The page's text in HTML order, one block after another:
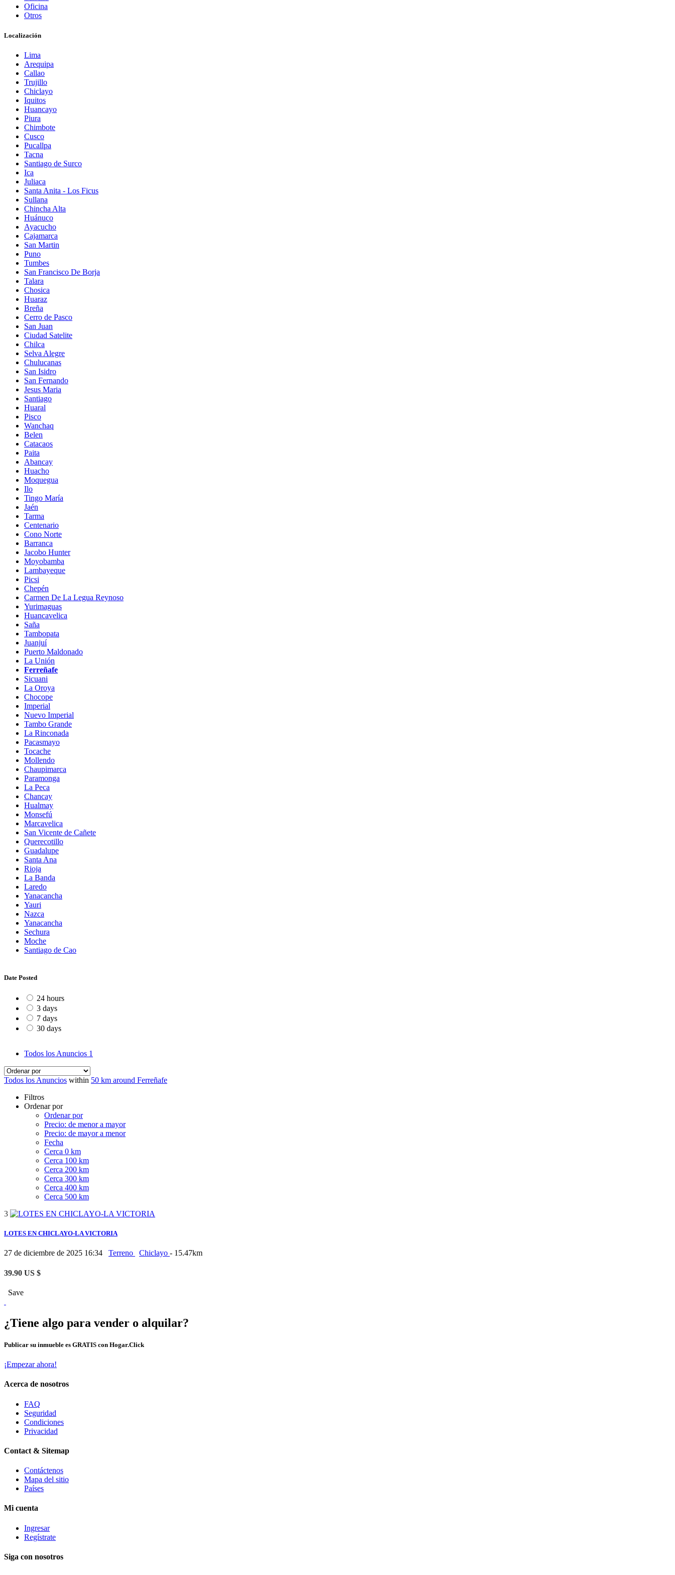
Oficina
Otros
Localización
Lima
Arequipa
Callao
Trujillo
Chiclayo
Iquitos
Huancayo
Piura
Chimbote
Cusco
Pucallpa
Tacna
Santiago de Surco
Ica
Juliaca
Santa Anita - Los Ficus
Sullana
Chincha Alta
Huánuco
Ayacucho
Cajamarca
San Martin
Puno
Tumbes
San Francisco De Borja
Talara
Chosica
Huaraz
Breña
Cerro de Pasco
San Juan
Ciudad Satelite
Chilca
Selva Alegre
Chulucanas
San Isidro
San Fernando
Jesus Maria
Santiago
Huaral
Pisco
Wanchaq
Belen
Catacaos
Paita
Abancay
Huacho
Moquegua
Ilo
Tingo María
Jaén
Tarma
Centenario
Cono Norte
Barranca
Jacobo Hunter
Moyobamba
Lambayeque
Picsi
Chepén
Carmen De La Legua Reynoso
Yurimaguas
Huancavelica
Saña
Tambopata
Juanjuí
Puerto Maldonado
La Unión
Ferreñafe
Sicuani
La Oroya
Chocope
Imperial
Nuevo Imperial
Tambo Grande
La Rinconada
Pacasmayo
Tocache
Mollendo
Chaupimarca
Paramonga
La Peca
Chancay
Hualmay
Monsefú
Marcavelica
San Vicente de Cañete
Querecotillo
Guadalupe
Santa Ana
Rioja
La Banda
Laredo
Yanacancha
Yauri
Nazca
Yanacancha
Sechura
Moche
Santiago de Cao
Date Posted
24 hours
3 days
7 days
30 days
Todos los Anuncios 1
Todos los Anuncios within 50 km around Ferreñafe
Filtros
Ordenar por
Ordenar por
Precio: de menor a mayor
Precio: de mayor a menor
Fecha
Cerca 0 km
Cerca 100 km
Cerca 200 km
Cerca 300 km
Cerca 400 km
Cerca 500 km
3
LOTES EN CHICLAYO-LA VICTORIA
27 de diciembre de 2025 16:34 Terreno Chiclayo - 15.47km
39.90 US $
Save
¿Tiene algo para vender o alquilar?
Publicar su inmueble es GRATIS con Hogar.Click
¡Empezar ahora!
Acerca de nosotros
FAQ
Seguridad
Condiciones
Privacidad
Contact & Sitemap
Contáctenos
Mapa del sitio
Países
Mi cuenta
Ingresar
Regístrate
Siga con nosotros